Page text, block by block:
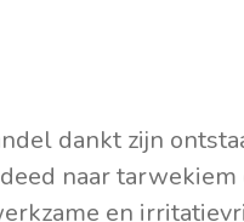
dankt zijn
naar
en